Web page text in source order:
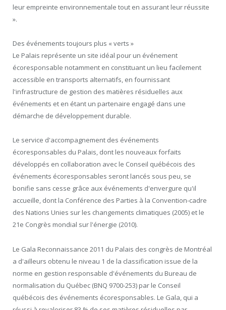
leur empreinte environnementale tout en assurant leur réussite
».
Des événements toujours plus « verts »
Le Palais représente un site idéal pour un événement
écoresponsable notamment en constituant un lieu facilement
accessible en transports alternatifs, en fournissant
l'infrastructure de gestion des matières résiduelles aux
événements et en étant un partenaire engagé dans une
démarche de développement durable.
Le service d'accompagnement des événements
écoresponsables du Palais, dont les nouveaux forfaits
développés en collaboration avec le Conseil québécois des
événements écoresponsables seront lancés sous peu, se
bonifie sans cesse grâce aux événements d'envergure qu'il
accueille, dont la Conférence des Parties à la Convention-cadre
des Nations Unies sur les changements climatiques (2005) et le
21e Congrès mondial sur l'énergie (2010).
Le Gala Reconnaissance 2011 du Palais des congrès de Montréal
a d'ailleurs obtenu le niveau 1 de la classification issue de la
norme en gestion responsable d'événements du Bureau de
normalisation du Québec (BNQ 9700-253) par le Conseil
québécois des événements écoresponsables. Le Gala, qui a